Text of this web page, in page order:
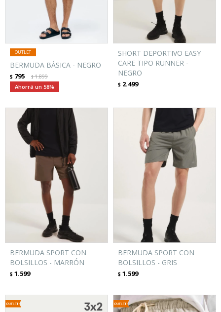
BERMUDA BÁSICA - NEGRO
$ 795 $1.899
58
SHORT DEPORTIVO EASY
CARE TIPO RUNNER -
NEGRO
$ 2.499
BERMUDA SPORT CON
BOLSILLOS - MARRÓN
$ 1.599
BERMUDA SPORT CON
BOLSILLOS - GRIS
$ 1.599